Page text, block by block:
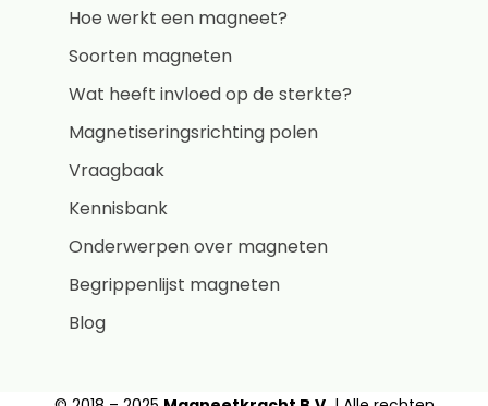
Hoe werkt een magneet?
Soorten magneten
Wat heeft invloed op de sterkte?
Magnetiseringsrichting polen
Vraagbaak
Kennisbank
Onderwerpen over magneten
Begrippenlijst magneten
Blog